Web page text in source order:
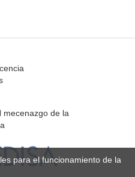
mecenazgo de la
para el funcionamiento de la